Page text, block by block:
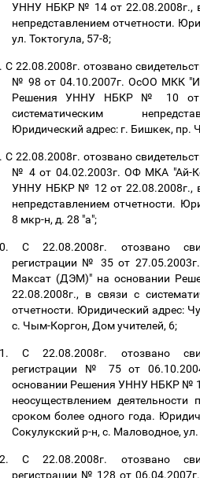
УННУ НБКР № 14 от 22.08.2008г., в
непредставлением отчетности.
ул. Токтогула, 57-8;
С 22.08.2008г. отозвано
№ 98 от 04.10.2007г. ОсОО МКК
Решения УННУ НБКР № 10 от
систематическим
Юридический адрес: г. Бишкек, пр.
С 22.08.2008г. отозвано
№ 4 от 04.02.2003г. ОФ МКА "Ай-
УННУ НБКР № 12 от 22.08.2008г., в
непредставлением отчетности.
8 мкр-н, д. 28 "а";
С 22.08.2008г. отозвано
регистрации № 35 от
Максат (ДЭМ)" на основании
22.08.2008г., в связи с
отчетности. Юридический адрес:
с. Чым-Коргон, Дом учителей, 6;
С 22.08.2008г. отозвано
регистрации № 75 от
основании Решения УННУ НБКР №
неосуществлением
сроком более одного года.
Сокулукский р-н, с. Маловодное,
С 22.08.2008г. отозвано
регистрации № 128 от